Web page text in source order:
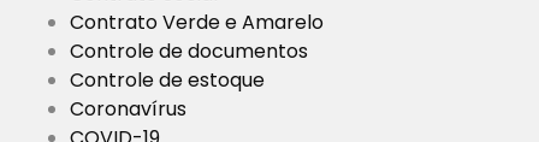
Contrato Verde e Amarelo
Controle de documentos
Controle de estoque
Coronavírus